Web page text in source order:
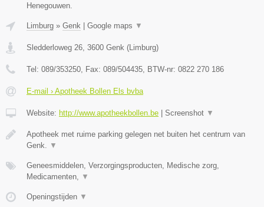
Henegouwen.
Limburg » Genk Google maps ▼
Sledderloweg 26 3600 Genk ( Limburg)
Tel: 089/353250 , Fax: 089/504435 , BTW-nr: 0822 270 186
E-mail › Apotheek Bollen Els bvba
Website: http://www.apotheekbollen.be Screenshot ▼
Apotheek met ruime parking gelegen net buiten het centrum van
Genk.
▼
Geneesmiddelen, Verzorgingsproducten, Medische zorg,
Medicamenten,
▼
Openingstijden ▼